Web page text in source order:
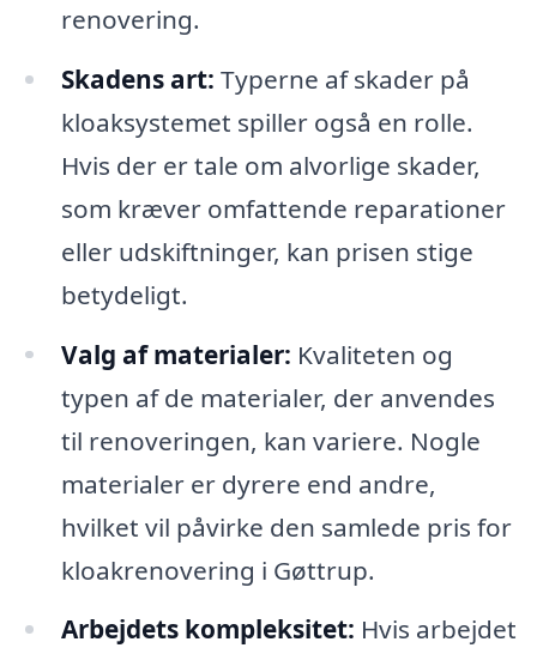
renovering.
Skadens art: Typerne af skader på
kloaksystemet spiller også en rolle.
Hvis der er tale om alvorlige skader,
som kræver omfattende reparationer
eller udskiftninger, kan prisen stige
betydeligt.
Valg af materialer: Kvaliteten og
typen af de materialer, der anvendes
til renoveringen, kan variere. Nogle
materialer er dyrere end andre,
hvilket vil påvirke den samlede pris for
kloakrenovering i Gøttrup.
Arbejdets kompleksitet: Hvis arbejdet